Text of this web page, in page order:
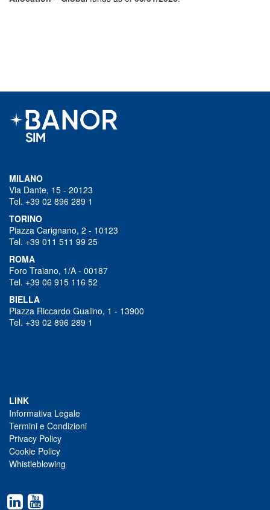
MILANO
Via Dante, 15 - 20123
Tel. +39 02 896 289 1
TORINO
Piazza Carignano, 2 - 10123
Tel. +39 011 511 99 25
ROMA
Foro Traiano, 1/A - 00187
Tel. +39 06 915 116 52
BIELLA
Piazza Riccardo Gualino, 1 - 13900
Tel. +39 02 896 289 1
LINK
Informativa Legale
Termini e Condizioni
Privacy Policy
Cookie Policy
Whistleblowing